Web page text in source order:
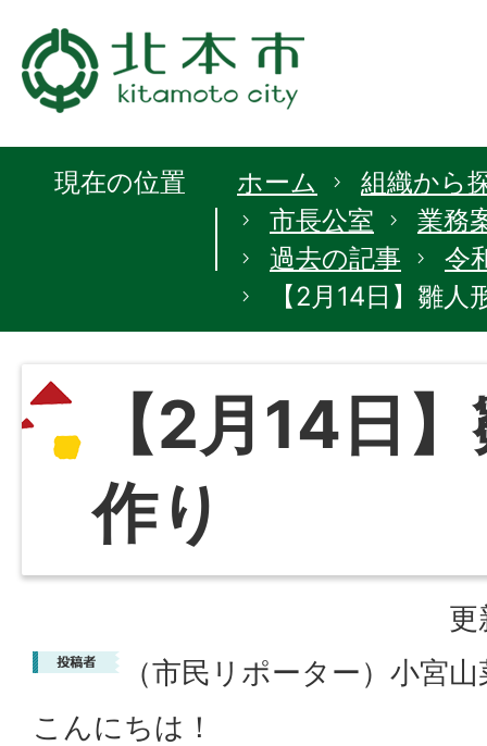
現在の位置 ホーム
組織から
市長公室
業務
過去の記事
令
【2月14日】雛人
【2月14日
作り
更
（市民リポーター）小宮
こんにちは！